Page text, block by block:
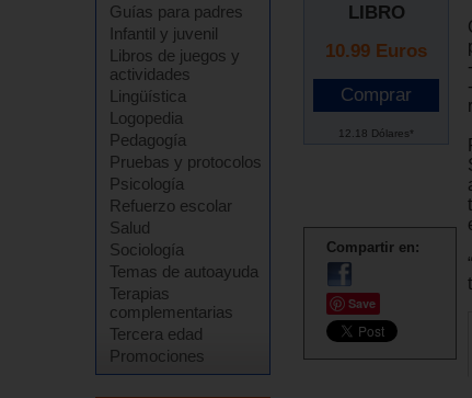
Guías para padres
Infantil y juvenil
Libros de juegos y
actividades
Lingüística
Logopedia
Pedagogía
Pruebas y protocolos
Psicología
Refuerzo escolar
Salud
Sociología
Temas de autoayuda
Terapias
complementarias
Tercera edad
Promociones
LIBRO
10.99 Euros
12.18 Dólares*
Compartir en:
Save